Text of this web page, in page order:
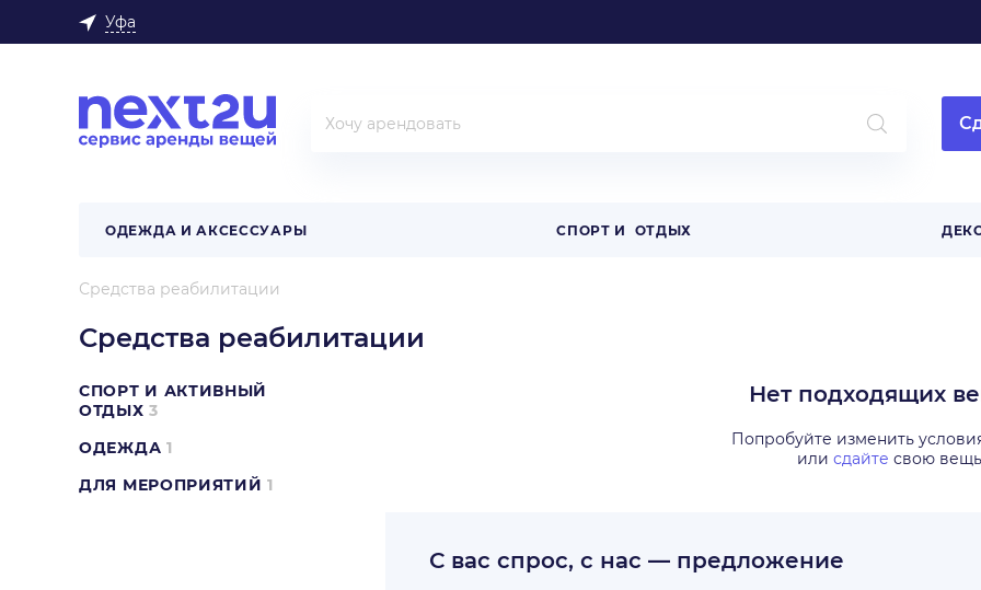
Уфа
ОДЕЖДА И АКСЕССУАРЫ СПОРТ И ОТДЫХ
Средства реабилитации
Средства реабилитации
СПОРТ И АКТИВНЫЙ
ОТДЫХ 3
ОДЕЖДА 1
ДЛЯ МЕРОПРИЯТИЙ 1
Нет подходящих
Попробуйте изменить
или сдайте свою вещь
С вас спрос, с нас — предложение